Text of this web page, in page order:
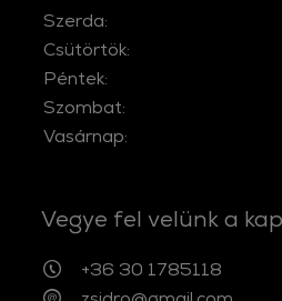
Szerda:
Csütörtök:
Péntek:
Szombat:
Vasárnap:
Vegye fel velünk a
+36 30 1785118